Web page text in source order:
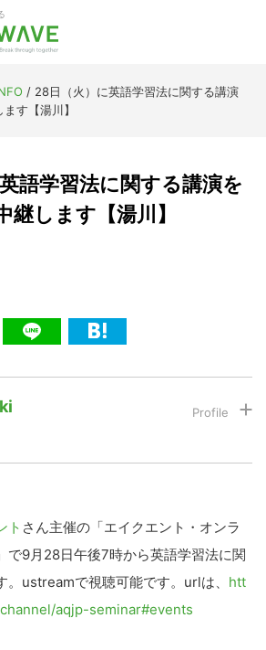
/ 28日（火）に英語学習法に関する講演
す【湯川】
語学習法に関する講演を
します【湯川】
ト さん主催の「エイクエント・オンラ
で9月28日午後7時から英語学習法に関
。ustreamで視聴可能です。urlは、 htt
aqjp-seminar#events
注目キーワード
テレワーク